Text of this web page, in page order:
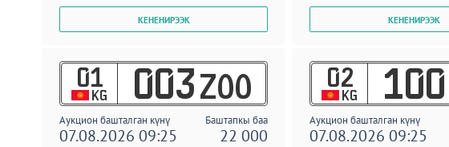
01
KG 003 ZOO
Аукцион башталган күнү Баштапкы баа
07.08.2026 09:25 22 000
02
KG 100
Аукцион башталган күнү
07.08.2026 09:25